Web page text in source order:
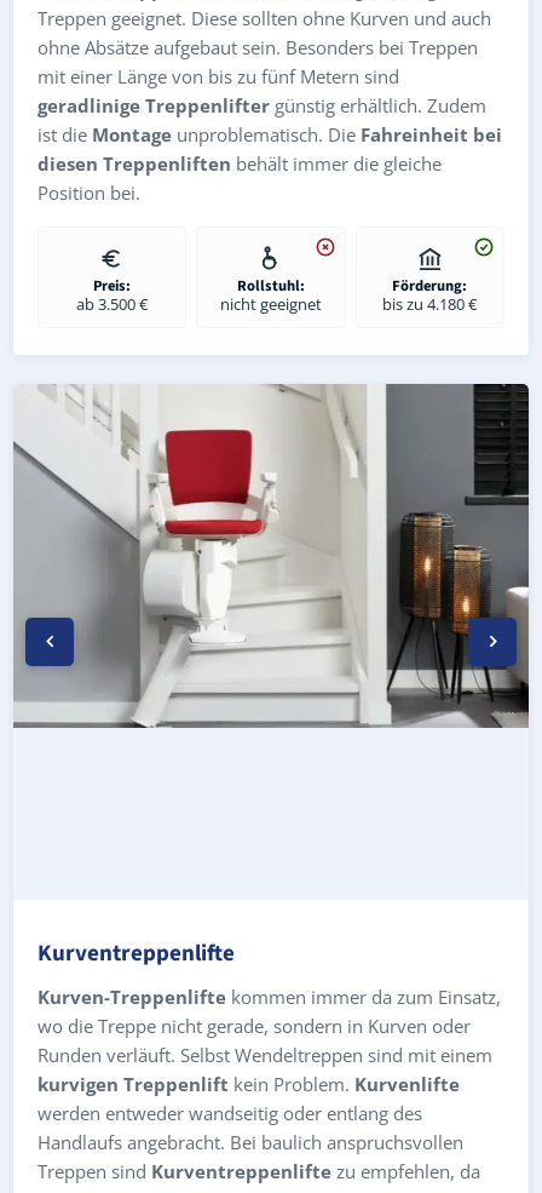
Treppen geeignet. Diese sollten ohne Kurven und auch
ohne Absätze aufgebaut sein. Besonders bei Treppen
mit einer Länge von bis zu fünf Metern sind
geradlinige Treppenlifter günstig erhältlich. Zudem
ist die Montage unproblematisch. Die Fahreinheit bei
diesen Treppenliften behält immer die gleiche
Position bei.
Preis:
ab 3.500 €
Rollstuhl:
nicht geeignet
Förderung:
bis zu 4.180 €
Kurven-Treppenlift in Harth-Pöllnitz Großebersdorf
Geprüfter gebrauchter Kurventreppenlift in Harth-
Preise & Angebote für Kurventreppenlifte in Harth-
Kurventreppenlifte
Kurven-Treppenlifte kommen immer da zum Einsatz,
wo die Treppe nicht gerade, sondern in Kurven oder
Runden verläuft. Selbst Wendeltreppen sind mit einem
kurvigen Treppenlift kein Problem. Kurvenlifte
werden entweder wandseitig oder entlang des
Handlaufs angebracht. Bei baulich anspruchsvollen
Treppen sind Kurventreppenlifte zu empfehlen, da